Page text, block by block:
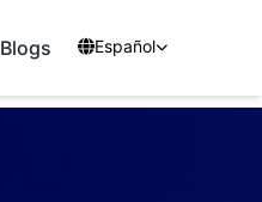
Blogs Español